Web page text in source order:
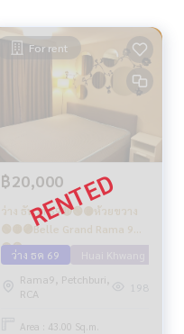
For rent
฿20,000
ว่าง ธันวา 69🔴🟢🟡ห้วยขวาง
🟢🟡🟣Belle Grand Rama 9🟢
🟡🟣
ว่าง ธค 69
Rama9, Petchburi,
RCA
198
Area : 43.00 Sq.m.